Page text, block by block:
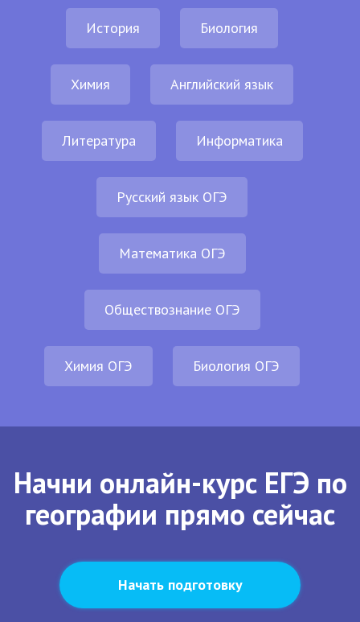
История Биология
Химия Английский язык
Литература Информатика
Русский язык ОГЭ
Математика ОГЭ
Обществознание ОГЭ
Химия ОГЭ Биология ОГЭ
Начни онлайн-курс ЕГЭ по
географии прямо сейчас
Начать подготовку